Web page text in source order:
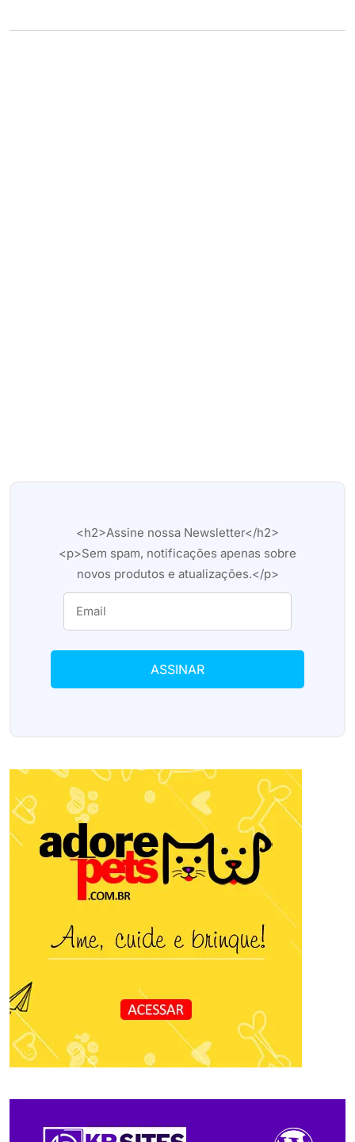
<h2>Assine nossa Newsletter</h2>
<p>Sem spam, notificações apenas sobre
novos produtos e atualizações.</p>
ASSINAR